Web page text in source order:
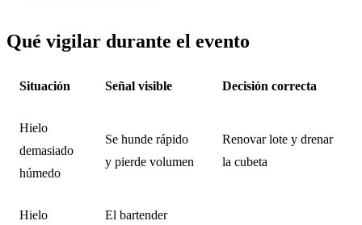
Qué vigilar durante el evento
Situación Señal visible Decisión correcta
Hielo
demasiado
húmedo
Se hunde rápido
y pierde volumen
Renovar lote y drenar
la cubeta
Hielo
El bartender